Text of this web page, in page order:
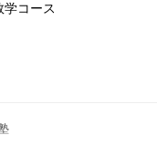
学コース